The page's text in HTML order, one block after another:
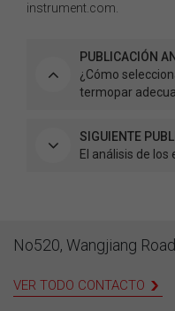
instrument.com.
PUBLICACIÓN
¿Cómo
termopar
SIGUIENTE
El análisis de
No520, Wangjiang
VER TODO CONTACTO